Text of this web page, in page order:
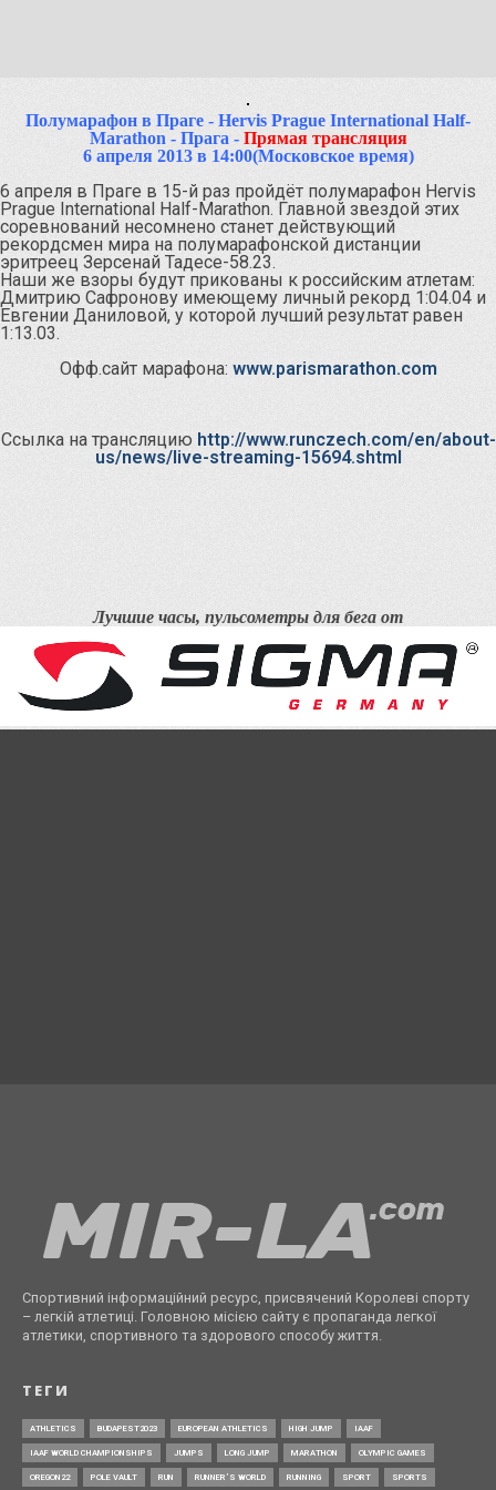
Полумарафон в Праге - Hervis Prague International Half-
Marathon - Прага - Прямая трансляция
6 апреля 2013 в 14:00(Московское время)
6 апреля в Праге в 15-й раз пройдёт полумарафон Hervis
Prague International Half-Marathon. Главной звездой этих
соревнований несомнено станет действующий
рекордсмен мира на полумарафонской дистанции
эритреец Зерсенай Тадесе-58.23.
Наши же взоры будут прикованы к российским атлетам:
Дмитрию Сафронову имеющему личный рекорд 1:04.04 и
Евгении Даниловой, у которой лучший результат равен
1:13.03.
Офф.сайт марафона: www.parismarathon.com
Ссылка на трансляцию http://www.runczech.com/en/about-
us/news/live-streaming-15694.shtml
Лучшие часы, пульсометры для бега от
Спортивний інформаційний ресурс, присвячений Королеві спорту
– легкій атлетиці. Головною місією сайту є пропаганда легкої
атлетики, спортивного та здорового способу життя.
ТЕГИ
ATHLETICS BUDAPEST2023 EUROPEAN ATHLETICS HIGH JUMP IAAF
IAAF WORLD CHAMPIONSHIPS JUMPS LONG JUMP MARATHON OLYMPIC GAMES
OREGON22 POLE VAULT RUN RUNNER’S WORLD RUNNING SPORT SPORTS